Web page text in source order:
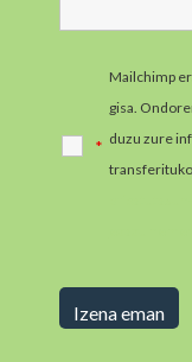
*
Mailchimp
gisa.
duzu zure
transferituko